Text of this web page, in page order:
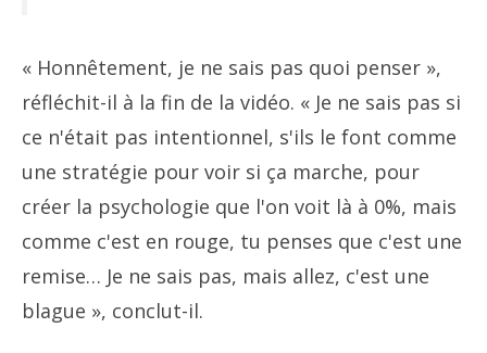
« Honnêtement, je ne sais pas quoi penser »,
réfléchit-il à la fin de la vidéo. « Je ne sais pas si
ce n'était pas intentionnel, s'ils le font comme
une stratégie pour voir si ça marche, pour
créer la psychologie que l'on voit là à 0%, mais
comme c'est en rouge, tu penses que c'est une
remise… Je ne sais pas, mais allez, c'est une
blague », conclut-il.